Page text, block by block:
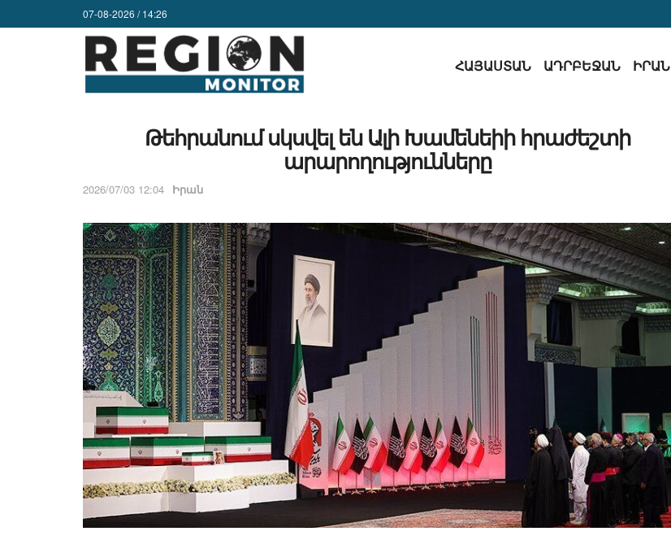
07-08-2026 / 14:26
ՀԱՅԱՍՏԱՆ ԱԴՐԲԵՋԱՆ ԻՐԱՆ
Թեհրանում սկսվել են Ալի Խամենեիի հրաժեշտի
արարողությունները
2026/07/03 12:04 Իրան